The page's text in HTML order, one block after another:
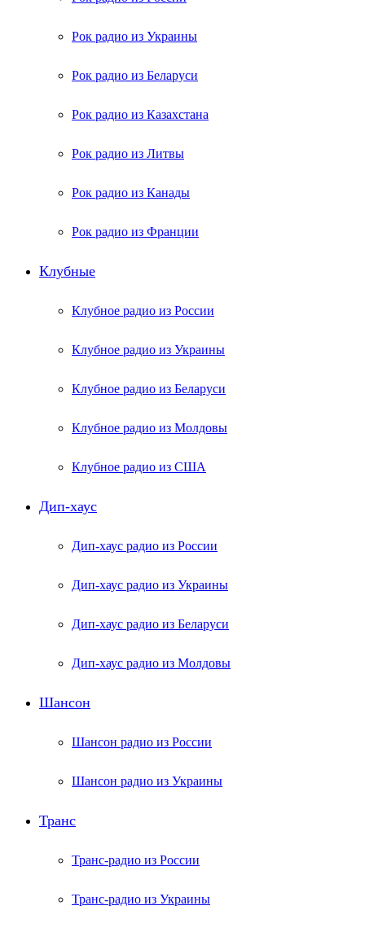
Рок радио из Украины
Рок радио из Беларуси
Рок радио из Казахстана
Рок радио из Литвы
Рок радио из Канады
Рок радио из Франции
Клубные
Клубное радио из России
Клубное радио из Украины
Клубное радио из Беларуси
Клубное радио из Молдовы
Клубное радио из США
Дип-хаус
Дип-хаус радио из России
Дип-хаус радио из Украины
Дип-хаус радио из Беларуси
Дип-хаус радио из Молдовы
Шансон
Шансон радио из России
Шансон радио из Украины
Транс
Транс-радио из России
Транс-радио из Украины